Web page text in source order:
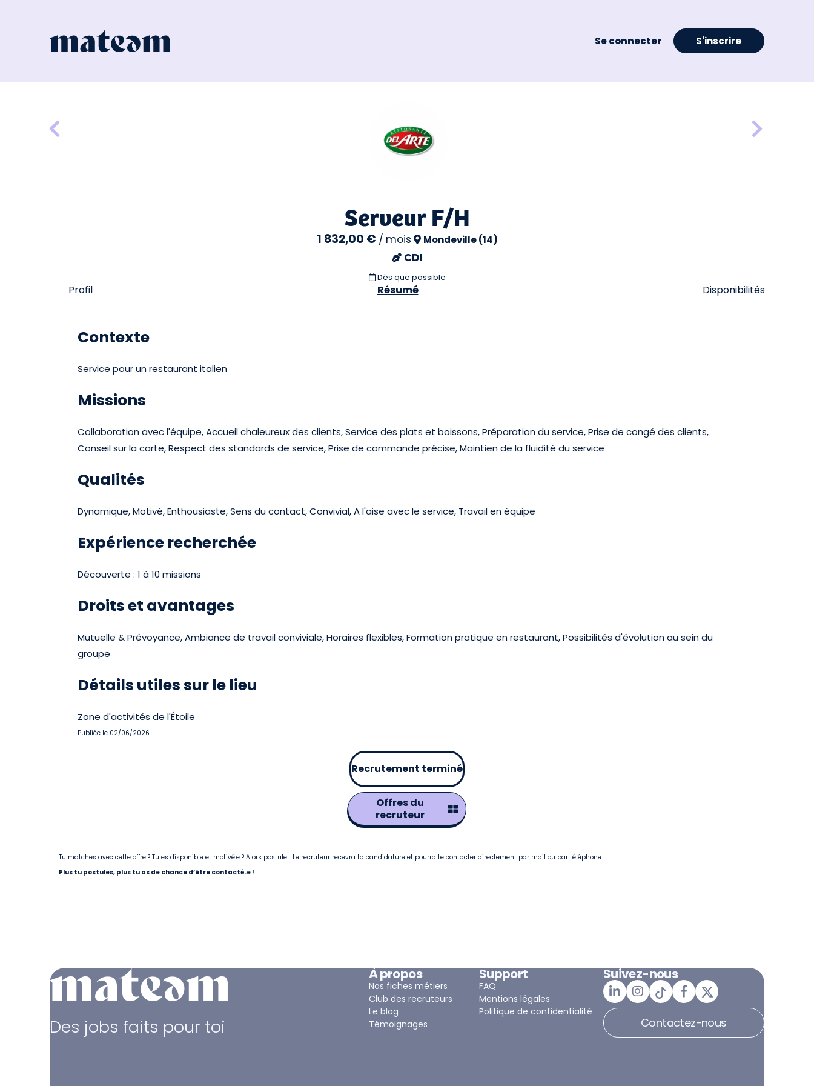
Se connecter S'inscrire
Serveur F/H
1 832,00 € / mois Mondeville (14)
CDI
Dès que possible
Profil Résumé Disponibilités
Contexte
Service pour un restaurant italien
Missions
Collaboration avec l'équipe, Accueil chaleureux des clients, Service des plats et boissons, Préparation du service, Prise de congé des clients,
Conseil sur la carte, Respect des standards de service, Prise de commande précise, Maintien de la fluidité du service
Qualités
Dynamique, Motivé, Enthousiaste, Sens du contact, Convivial, A l'aise avec le service, Travail en équipe
Expérience recherchée
Découverte : 1 à 10 missions
Droits et avantages
Mutuelle & Prévoyance, Ambiance de travail conviviale, Horaires flexibles, Formation pratique en restaurant, Possibilités d'évolution au sein du
groupe
Détails utiles sur le lieu
Zone d'activités de l'Étoile
Publiée le 02/06/2026
Recrutement terminé
Offres du
recruteur
Tu matches avec cette offre ? Tu es disponible et motivé.e ? Alors postule ! Le recruteur recevra ta candidature et pourra te contacter directement par mail ou par téléphone.
Plus tu postules, plus tu as de chance d’être contacté.e !
Des jobs faits pour toi
À propos
Nos fiches métiers
Club des recruteurs
Le blog
Témoignages
Support
FAQ
Mentions légales
Politique de confidentialité
Suivez-nous
Contactez-nous